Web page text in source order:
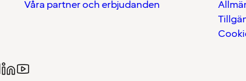
Våra partner och erbjudanden